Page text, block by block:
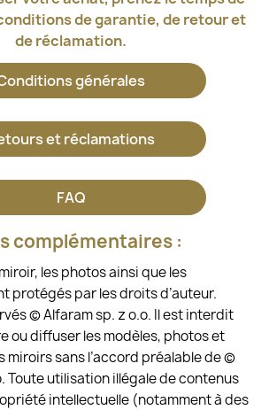
de garantie, de retour et
de réclamation.
générales
et réclamations
FAQ
complémentaires :
les photos ainsi que les
protégés par les droits d’auteur.
© Alfaram sp. z o.o. Il est interdit
ou diffuser les modèles, photos et
sans l’accord préalable de ©
Toute utilisation illégale de contenus
intellectuelle (notamment à des